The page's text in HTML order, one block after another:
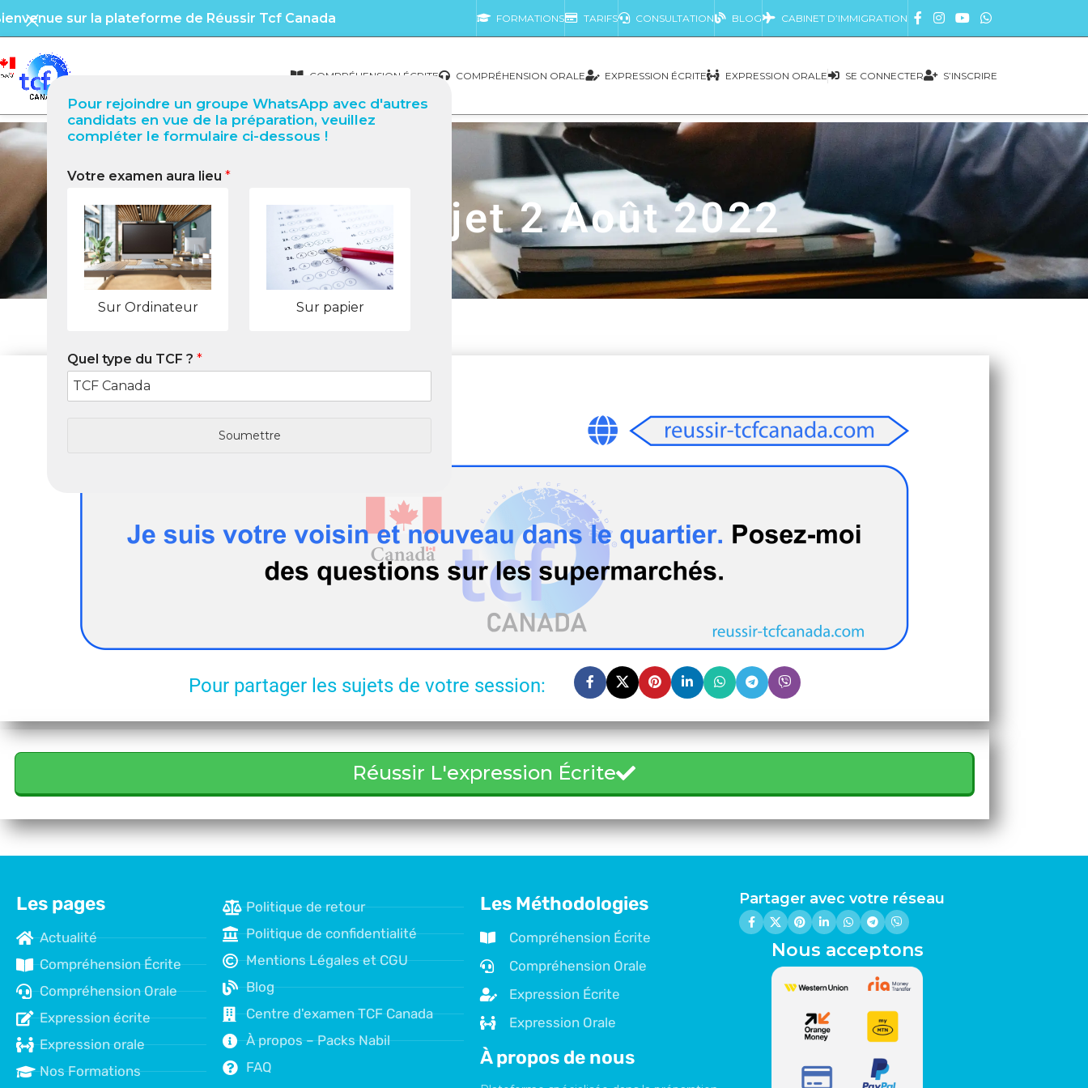
Pour rejoindre un groupe WhatsApp avec d'autres
candidats en vue de la préparation, veuillez
compléter le formulaire ci-dessous !
Votre examen aura lieu *
Sur Ordinateur Sur papier
Quel type du TCF ? *
Soumettre
sur la plateforme de Réussir Tcf Canada FORMATIONS TARIFS CONSULTATION BLOG CABINET D’IMMIGRATION
COMPRÉHENSION ÉCRITE COMPRÉHENSION ORALE EXPRESSION ÉCRITE EXPRESSION ORALE SE CONNECTER S’INSCRIRE
Tâche 2 Sujet 2 Août 2022
Pour partager les sujets de votre session:
Réussir L'expression Écrite
Les pages
Actualité
Compréhension Écrite
Compréhension Orale
Expression écrite
Expression orale
Nos Formations
Politique de retour
Politique de confidentialité
Mentions Légales et CGU
Blog
Centre d'examen TCF Canada
À propos – Packs Nabil
FAQ
Les Méthodologies
Compréhension Écrite
Compréhension Orale
Expression Écrite
Expression Orale
À propos de nous
Partager avec votre réseau
Nous acceptons